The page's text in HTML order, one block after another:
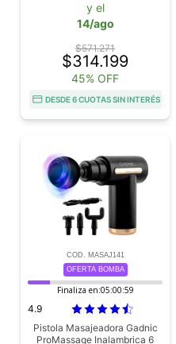
y el
14/ago
$571.271
$314.199
45% OFF
DESDE 6 CUOTAS SIN INTERÉS
COD. MASAJ141
OFERTA BOMBA
Finaliza en:05:00:58
4.9
Pistola Masajeadora Gadnic
ProMassage Inalambrica 6